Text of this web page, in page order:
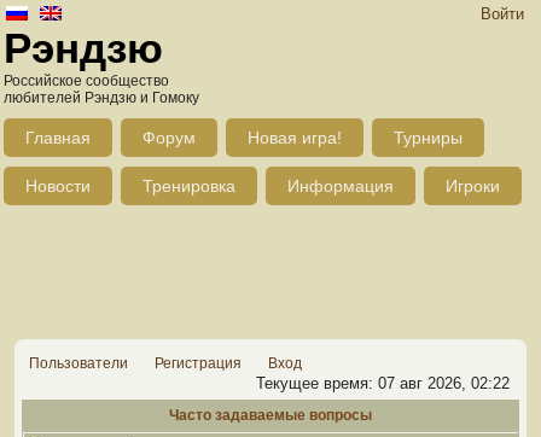
Войти
Рэндзю
Российское сообщество
любителей Рэндзю и Гомоку
Главная Форум Новая игра! Турниры
Новости Тренировка Информация Игроки
Пользователи Регистрация Вход
Текущее время: 07 авг 2026, 02:22
Часто задаваемые вопросы